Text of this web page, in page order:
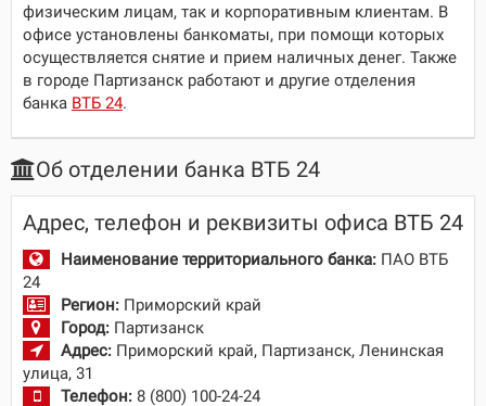
физическим лицам, так и корпоративным клиентам. В
офисе установлены банкоматы, при помощи которых
осуществляется снятие и прием наличных денег. Также
в городе Партизанск работают и другие отделения
банка ВТБ 24.
Об отделении банка ВТБ 24
Адрес, телефон и реквизиты офиса ВТБ 24
Наименование территориального банка: ПАО ВТБ
24
Регион: Приморский край
Город: Партизанск
Адрес: Приморский край, Партизанск, Ленинская
улица, 31
Телефон: 8 (800) 100-24-24